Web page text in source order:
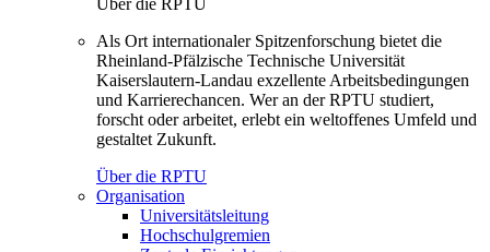
Als Ort internationaler Spitzenforschung bietet die
Rheinland-Pfälzische Technische Universität
Kaiserslautern-Landau exzellente Arbeitsbedingungen
und Karrierechancen. Wer an der RPTU studiert,
forscht oder arbeitet, erlebt ein weltoffenes Umfeld und
gestaltet Zukunft.
Über die RPTU
Organisation
Universitätsleitung
Hochschulgremien